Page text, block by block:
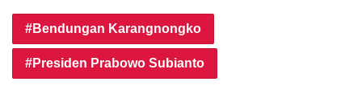
Bendungan Karangnongko
Presiden Prabowo Subianto